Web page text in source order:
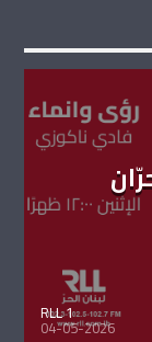
RLL 1
04-05-2026